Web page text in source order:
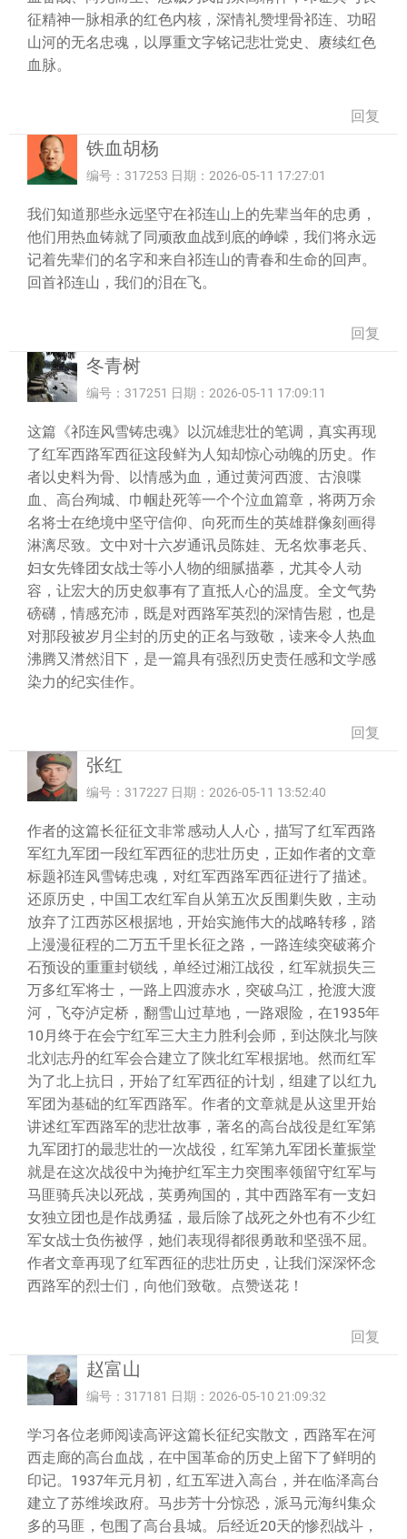
征精神一脉相承的红色内核，深情礼赞埋骨祁连、功昭
山河的无名忠魂，以厚重文字铭记悲壮党史、赓续红色
血脉。
回复
铁血胡杨
编号：317253 日期：2026-05-11 17:27:01
我们知道那些永远坚守在祁连山上的先辈当年的忠勇，
他们用热血铸就了同顽敌血战到底的峥嵘，我们将永远
记着先辈们的名字和来自祁连山的青春和生命的回声。
回首祁连山，我们的泪在飞。
回复
冬青树
编号：317251 日期：2026-05-11 17:09:11
这篇《祁连风雪铸忠魂》以沉雄悲壮的笔调，真实再现
了红军西路军西征这段鲜为人知却惊心动魄的历史。作
者以史料为骨、以情感为血，通过黄河西渡、古浪喋
血、高台殉城、巾帼赴死等一个个泣血篇章，将两万余
名将士在绝境中坚守信仰、向死而生的英雄群像刻画得
淋漓尽致。文中对十六岁通讯员陈娃、无名炊事老兵、
妇女先锋团女战士等小人物的细腻描摹，尤其令人动
容，让宏大的历史叙事有了直抵人心的温度。全文气势
磅礴，情感充沛，既是对西路军英烈的深情告慰，也是
对那段被岁月尘封的历史的正名与致敬，读来令人热血
沸腾又潸然泪下，是一篇具有强烈历史责任感和文学感
染力的纪实佳作。
回复
张红
编号：317227 日期：2026-05-11 13:52:40
作者的这篇长征征文非常感动人人心，描写了红军西路
军红九军团一段红军西征的悲壮历史，正如作者的文章
标题祁连风雪铸忠魂，对红军西路军西征进行了描述。
还原历史，中国工农红军自从第五次反围剿失败，主动
放弃了江西苏区根据地，开始实施伟大的战略转移，踏
上漫漫征程的二万五千里长征之路，一路连续突破蒋介
石预设的重重封锁线，单经过湘江战役，红军就损失三
万多红军将士，一路上四渡赤水，突破乌江，抢渡大渡
河，飞夺泸定桥，翻雪山过草地，一路艰险，在1935年
10月终于在会宁红军三大主力胜利会师，到达陕北与陕
北刘志丹的红军会合建立了陕北红军根据地。然而红军
为了北上抗日，开始了红军西征的计划，组建了以红九
军团为基础的红军西路军。作者的文章就是从这里开始
讲述红军西路军的悲壮故事，著名的高台战役是红军第
九军团打的最悲壮的一次战役，红军第九军团长董振堂
就是在这次战役中为掩护红军主力突围率领留守红军与
马匪骑兵决以死战，英勇殉国的，其中西路军有一支妇
女独立团也是作战勇猛，最后除了战死之外也有不少红
军女战士负伤被俘，她们表现得都很勇敢和坚强不屈。
作者文章再现了红军西征的悲壮历史，让我们深深怀念
西路军的烈士们，向他们致敬。点赞送花！
回复
赵富山
编号：317181 日期：2026-05-10 21:09:32
学习各位老师阅读高评这篇长征纪实散文，西路军在河
西走廊的高台血战，在中国革命的历史上留下了鲜明的
印记。1937年元月初，红五军进入高台，并在临泽高台
建立了苏维埃政府。马步芳十分惊恐，派马元海纠集众
多的马匪，包围了高台县城。后经近20天的惨烈战斗，